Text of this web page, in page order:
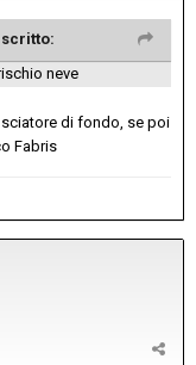
scritto:
neve
di fondo, se poi
Fabris